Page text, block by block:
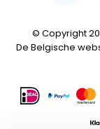
© Copyright
De Belgische